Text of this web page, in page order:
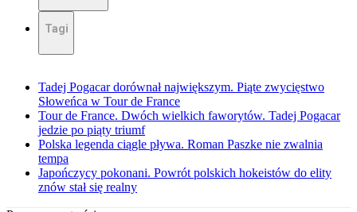
Tagi
Tadej Pogacar dorównał największym. Piąte zwycięstwo
Słoweńca w Tour de France
Tour de France. Dwóch wielkich faworytów. Tadej Pogacar
jedzie po piąty triumf
Polska legenda ciągle pływa. Roman Paszke nie zwalnia
tempa
Japończycy pokonani. Powrót polskich hokeistów do elity
znów stał się realny